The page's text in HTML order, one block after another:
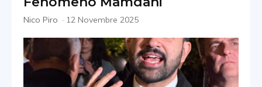
Nico Piro - 12 Novembre 2025